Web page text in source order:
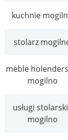
kuchnie
stolarz
meble
mogilno
usługi
mogilno